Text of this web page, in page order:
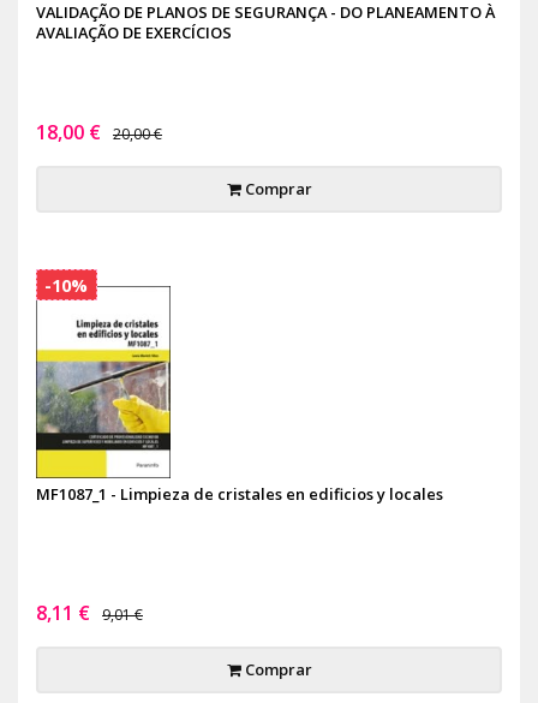
VALIDAÇÃO DE PLANOS DE SEGURANÇA - DO PLANEAMENTO À
AVALIAÇÃO DE EXERCÍCIOS
18,00 € 20,00 €
Comprar
MF1087_1 - Limpieza de cristales en edificios y locales
8,11 € 9,01 €
Comprar
-10%